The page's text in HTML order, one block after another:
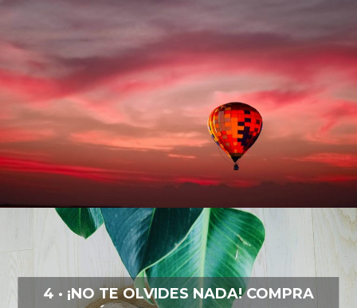
4 · ¡NO TE OLVIDES NADA! COMPRA